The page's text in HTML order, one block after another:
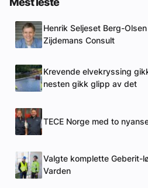
Henrik Seljeset Berg-
Zijdemans Consult
Krevende elvekryssing
nesten gikk glipp av det
TECE Norge med to
Valgte komplette Geberit-
Varden